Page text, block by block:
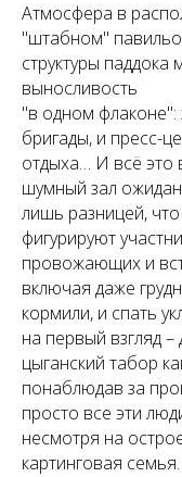
Атмосфера в
"штабном"
структуры
выносливость
"в одном флаконе":
бригады, и пресс-
отдыха… И всё
шумный зал
лишь разницей,
фигурируют
провожающих и
включая даже
кормили, и спать
на первый взгляд
цыганский табор
понаблюдав за
просто все эти
несмотря на
картинговая семья.